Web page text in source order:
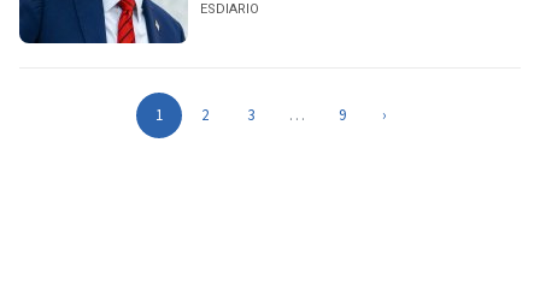
ESDIARIO
1 2 3 … 9 ›